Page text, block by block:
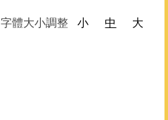
字體大小調整 小 中
大